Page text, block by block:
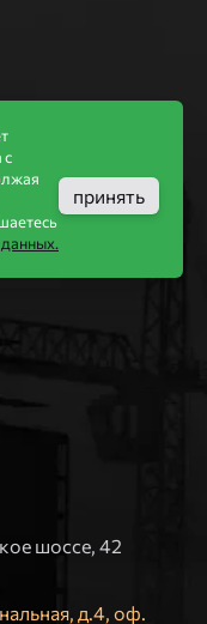
шоссе, 42
д.4, оф.
с
принять